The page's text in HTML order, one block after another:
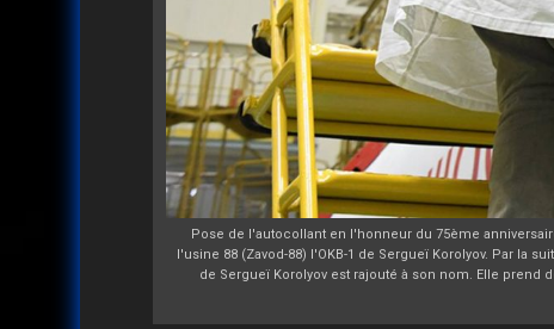
Pose de l'autocollant en l'honneur du 75ème
l'usine 88 (Zavod-88) l'OKB-1 de Sergueï Korolyov. Par la
de Sergueï Korolyov est rajouté à son nom. Elle prend